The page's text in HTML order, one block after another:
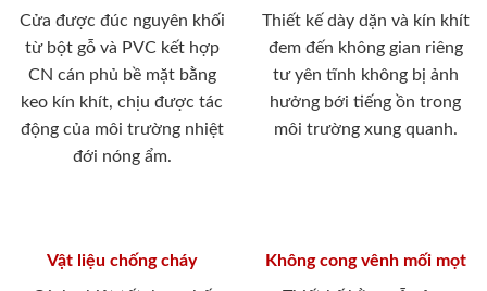
Cửa được đúc nguyên khối
từ bột gỗ và PVC kết hợp
CN cán phủ bề mặt bằng
keo kín khít, chịu được tác
động của môi trường nhiệt
đới nóng ẩm.
Thiết kế dày dặn và kín khít
đem đến không gian riêng
tư yên tĩnh không bị ảnh
hưởng bới tiếng ồn trong
môi trường xung quanh.
Vật liệu chống cháy Không cong vênh mối mọt